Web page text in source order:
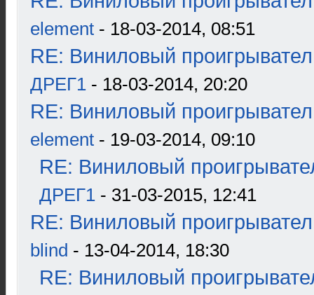
element - 18-03-2014, 08:51
RE: Виниловый
ДРЕГ1 - 18-03-2014, 20:20
RE: Виниловый
element - 19-03-2014, 09:10
RE: Виниловый
ДРЕГ1 - 31-03-2015, 12:41
RE: Виниловый
blind - 13-04-2014, 18:30
RE: Виниловый